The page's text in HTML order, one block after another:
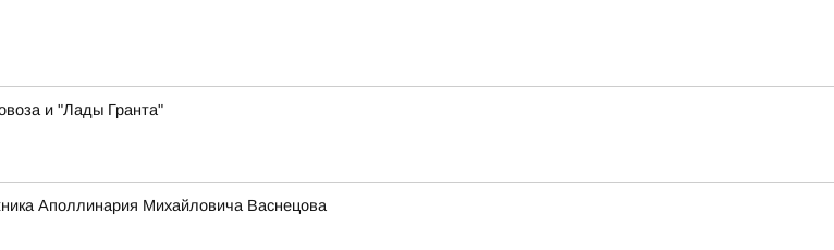
и "Лады Гранта"
Аполлинария Михайловича Васнецова